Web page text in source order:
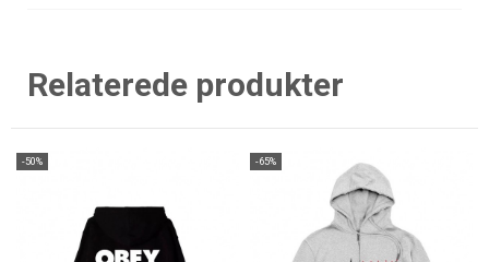
Relaterede produkter
-50% -65%